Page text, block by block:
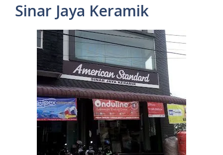
Sinar Jaya Keramik